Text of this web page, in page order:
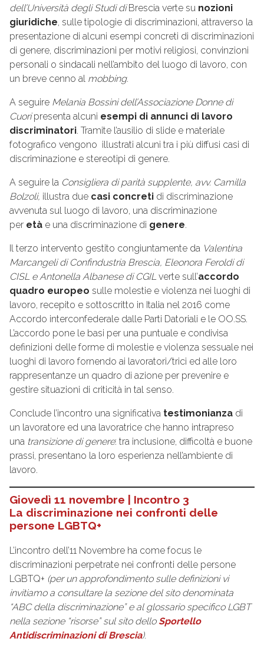
dell’Università degli Studi diBrescia verte su nozioni
giuridiche, sulle tipologie di discriminazioni, attraverso la
presentazione di alcuni esempi concreti di discriminazioni
di genere, discriminazioni per motivi religiosi, convinzioni
personali o sindacali nell’ambito del luogo di lavoro, con
un breve cenno al mobbing.
A seguire Melania Bossini dell’Associazione Donne di
Cuoripresenta alcuni esempi di annunci di lavoro
discriminatori. Tramite l’ausilio di slide e materiale
fotografico vengono illustrati alcuni tra i più diffusi casi di
discriminazione e stereotipi di genere.
A seguire la Consigliera di parità supplente, avv. Camilla
Bolzoli, illustra due casi concreti di discriminazione
avvenuta sul luogo di lavoro, una discriminazione
per età e una discriminazione di genere.
Il terzo intervento gestito congiuntamente da Valentina
Marcangeli di Confindustria Brescia, Eleonora Feroldi di
CISL e Antonella Albanese di CGIL verte sull’accordo
quadro europeo sulle molestie e violenza nei luoghi di
lavoro, recepito e sottoscritto in Italia nel 2016 come
Accordo interconfederale dalle Parti Datoriali e le OO.SS.
L’accordo pone le basi per una puntuale e condivisa
definizioni delle forme di molestie e violenza sessuale nei
luoghi di lavoro fornendo ai lavoratori/trici ed alle loro
rappresentanze un quadro di azione per prevenire e
gestire situazioni di criticità in tal senso.
Conclude l’incontro una significativa testimonianza di
un lavoratore ed una lavoratrice che hanno intrapreso
una transizione di genere: tra inclusione, difficoltà e buone
prassi, presentano la loro esperienza nell’ambiente di
lavoro.
Giovedì 11 novembre | Incontro 3
La discriminazione nei confronti delle
persone LGBTQ+
L’incontro dell’11 Novembre ha come focus le
discriminazioni perpetrate nei confronti delle persone
LGBTQ+ (per un approfondimento sulle definizioni vi
invitiamo a consultare la sezione del sito denominata
“ABC della discriminazione” e al glossario specifico LGBT
nella sezione “risorse” sul sito dello Sportello
Antidiscriminazioni di Brescia).